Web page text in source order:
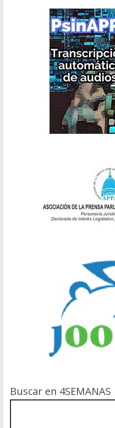
Buscar en 4SEMANAS